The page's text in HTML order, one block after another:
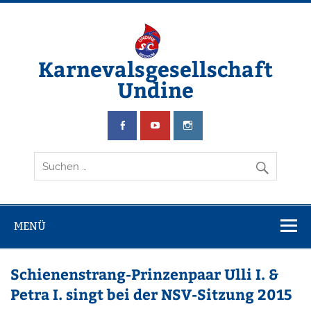
Zum
Karnevalsgesellschaft
Undine
Wir schwimmen & feiern Karneval
MENÜ
Schienenstrang-Prinzenpaar Ulli I. &
Petra I. singt bei der NSV-Sitzung 2015